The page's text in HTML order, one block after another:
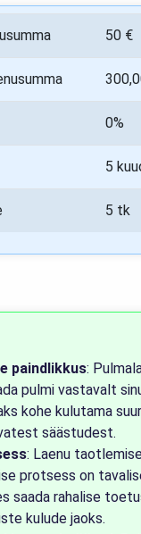
50 €
0%
5
5 tk
paindlikkus:
pulmi vastavalt
kohe kulutama
säästudest.
: Laenu
protsess on
saada rahalise
kulude jaoks.